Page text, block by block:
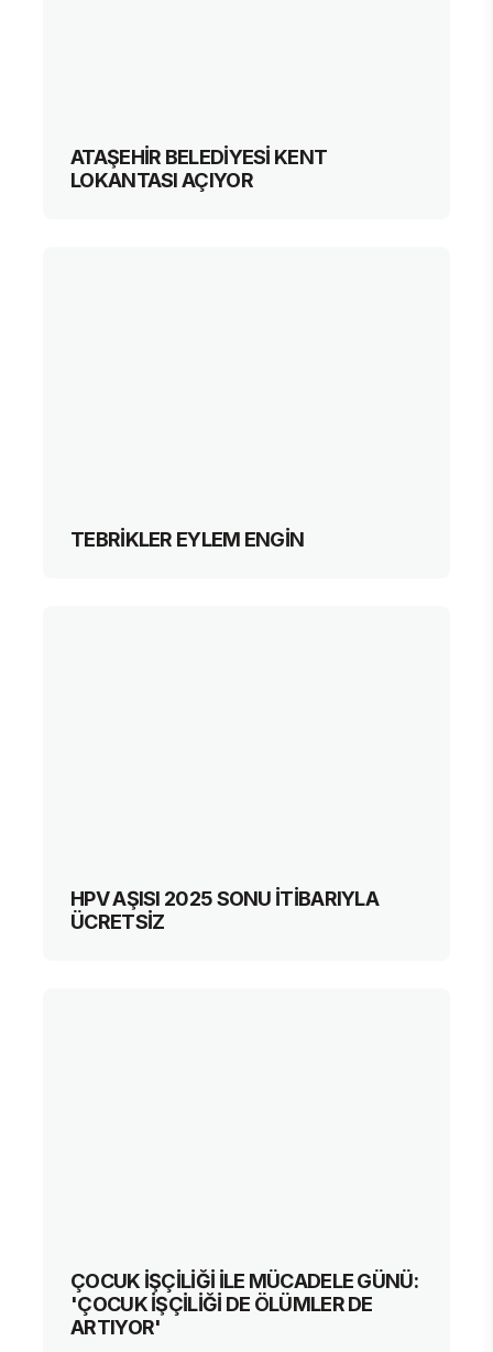
ATAŞEHİR BELEDİYESİ KENT
LOKANTASI AÇIYOR
TEBRİKLER EYLEM ENGİN
HPV AŞISI 2025 SONU İTİBARIYLA
ÜCRETSİZ
ÇOCUK İŞÇİLİĞİ İLE MÜCADELE GÜNÜ:
'ÇOCUK İŞÇİLİĞİ DE ÖLÜMLER DE
ARTIYOR'